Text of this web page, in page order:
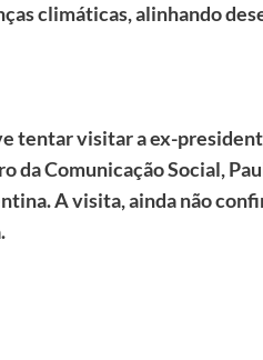
climáticas, alinhando
tentar visitar a ex-
da Comunicação Social,
A visita, ainda não